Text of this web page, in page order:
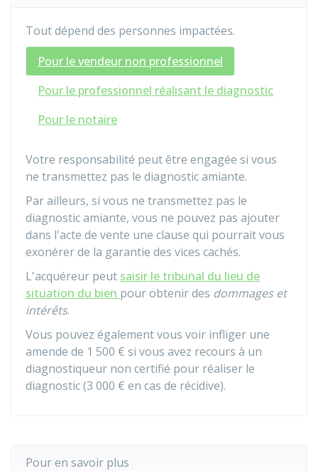
Tout dépend des personnes impactées.
Pour le vendeur non professionnel
Pour le professionnel réalisant le diagnostic
Pour le notaire
Votre responsabilité peut être engagée si vous
ne transmettez pas le diagnostic amiante.
Par ailleurs, si vous ne transmettez pas le
diagnostic amiante, vous ne pouvez pas ajouter
dans l'acte de vente une clause qui pourrait vous
exonérer de la garantie des vices cachés.
L'acquéreur peut saisir le tribunal du lieu de
situation du bien pour obtenir des dommages et
intérêts.
Vous pouvez également vous voir infliger une
amende de 1 500 € si vous avez recours à un
diagnostiqueur non certifié pour réaliser le
diagnostic (3 000 € en cas de récidive).
Pour en savoir plus